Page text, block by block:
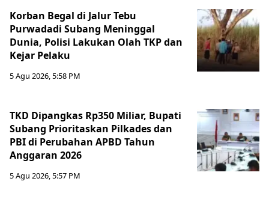
Korban Begal di Jalur Tebu
Purwadadi Subang Meninggal
Dunia, Polisi Lakukan Olah TKP dan
Kejar Pelaku
5 Agu 2026, 5:58 PM
TKD Dipangkas Rp350 Miliar, Bupati
Subang Prioritaskan Pilkades dan
PBI di Perubahan APBD Tahun
Anggaran 2026
5 Agu 2026, 5:57 PM